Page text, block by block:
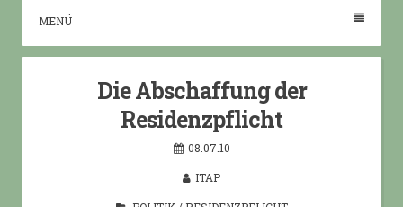
MENÜ
Die Abschaffung der
Residenzpflicht
08.07.10
ITAP